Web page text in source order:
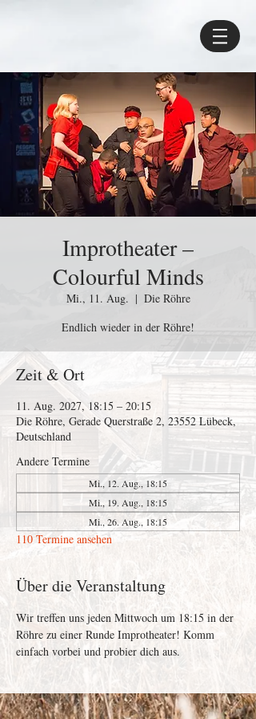
Improtheater –
Colourful Minds
Mi., 11. Aug.
  |
Die Röhre
Endlich wieder in der Röhre!
Zeit & Ort
11. Aug. 2027, 18:15 – 20:15
Die Röhre, Gerade Querstraße 2, 23552 Lübeck,
Deutschland
Andere Termine
Mi., 12. Aug., 18:15
Mi., 19. Aug., 18:15
Mi., 26. Aug., 18:15
110 Termine ansehen
Über die Veranstaltung
Wir treffen uns jeden Mittwoch um 18:15 in der
Röhre zu einer Runde Improtheater! Komm
einfach vorbei und probier dich aus.